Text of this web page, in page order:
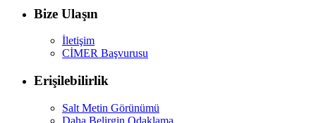
Bize Ulaşın
İletişim
CİMER Başvurusu
Erişilebilirlik
Salt Metin Görünümü
Daha Belirgin Odaklama